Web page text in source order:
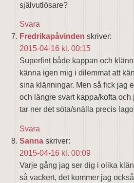
självutlösare?
Svara
Fredrikapåvinden skriver:
2015-04-16 kl. 00:15
Superfint både kappan och
känna igen mig i dilemmat att
sina klänningar. Men så fick jag
och längre svart kappa/kofta
tar ner det söta/snälla precis
Svara
Sanna skriver:
2015-04-16 kl. 00:09
Varje gång jag ser dig i olika
så vackert, det kommer jag